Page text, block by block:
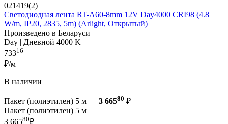
021419(2)
Светодиодная лента RT-A60-8mm 12V Day4000 CRI98 (4.8
W/m, IP20, 2835, 5m) (Arlight, Открытый)
Произведено в Беларуси
Day | Дневной 4000 K
73316
₽/м
В наличии
Пакет (полиэтилен) 5 м — 3 66580 ₽
Пакет (полиэтилен) 5 м
3 66580₽